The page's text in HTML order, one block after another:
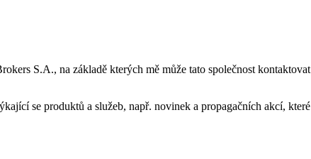
S.A., na základě kterých mě může tato společnost
se produktů a služeb, např. novinek a propagačních akcí,